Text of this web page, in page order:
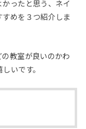
ったと思う、ネイ
めを３つ紹介しま
教室が良いのかわ
いです。